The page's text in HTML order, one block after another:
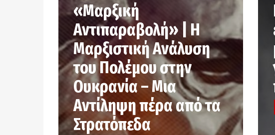
«Μαρξική
Αντιπαραβολή» | Η
Μαρξιστική Ανάλυση
του Πολέμου στην
Ουκρανία – Μια
Αντίληψη πέρα από τα
Στρατόπεδα